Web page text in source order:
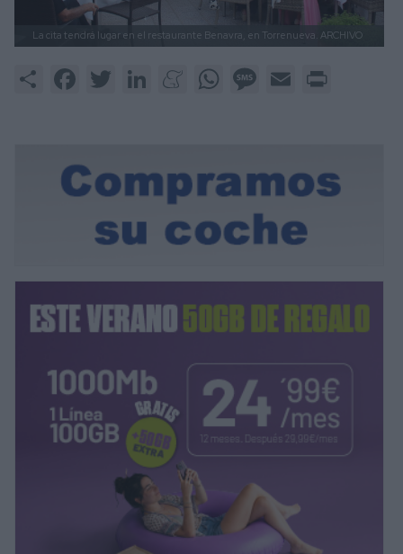
La cita tendrá lugar en el restaurante Benavra, en Torrenueva.ARCHIVO
Share FacebookTwitter LinkedInMeneameWhatsAppMessage
Email